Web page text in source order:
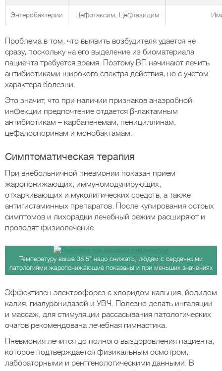
Энтеробактерии Цефотаксим, Цефтазидим
Проблема в том, что выявить возбудителя удается не
сразу, поскольку на его выделение из биоматериала
пациента требуется время. Поэтому ВП начинают лечить
антибиотиками широкого спектра действия, но с учетом
характера болезни.
Это значит, что при наличии признаков анаэробной
инфекции предпочтение отдается β-лактамным
антибиотикам – карбапенемам, пенициллинам,
цефалоспоринам и монобактамам.
Симптоматическая терапия
При внебольничной пневмонии показан прием
жаропонижающих, иммуномодулирующих,
отхаркивающих и муколитических средств, а также
антигистаминных препаратов. После купирования острых
симптомов и лихорадки лечебный режим расширяют и
проводят физиолечение.
Температуру выше 38.5° надо снижать, людям с сердечными
патологиями жаропонижающие показаны и при меньших значениях
Эффективен электрофорез с хлоридом кальция, йодидом
калия, гиалуронидазой и УВЧ. Полезно делать ингаляции
и массаж, для стимуляции рассасывания патологических
очагов рекомендована лечебная гимнастика.
Пневмония лечится до полного выздоровления пациента,
которое подтверждается физикальным осмотром,
лабораторными и рентгенологическими данными. В